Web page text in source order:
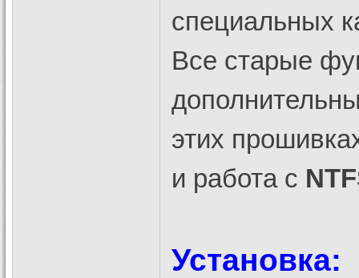
специальных
Все старые
этих
и работа с
Установка: